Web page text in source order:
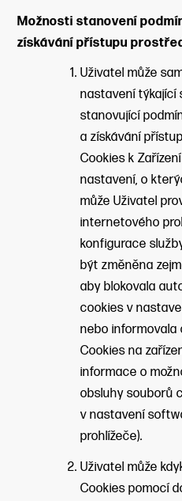
Možnosti stanovení
získávání přístupu
Uživatel může
nastavení týkající
stanovující
a získávání
Cookies k
nastavení, o
může Uživatel
internetového
konfigurace
být změněna
aby blokovala
cookies v
nebo informovala
Cookies na
informace o
obsluhy souborů
v nastavení
prohlížeče).
Uživatel může
Cookies pomocí